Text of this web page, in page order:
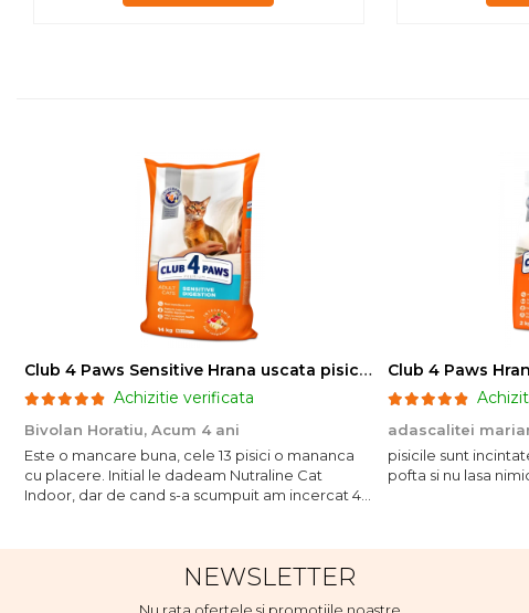
Club 4 Paws Sensitive Hrana uscata pisici adulte, 14kg
Achizitie verificata
Bivolan Horatiu, Acum 4 ani
Este o mancare buna, cele 13 pisici o mananca
cu placere. Initial le dadeam Nutraline Cat
Indoor, dar de cand s-a scumpuit am incercat 4
continua cu acest brand...
adascalitei
pisicile sunt
pofta si nu lasa
NEWSLETTER